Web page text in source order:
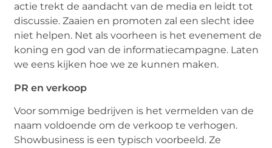
actie trekt de aandacht van de media en leidt tot
discussie. Zaaien en promoten zal een slecht idee
niet helpen. Net als voorheen is het evenement de
koning en god van de informatiecampagne. Laten
we eens kijken hoe we ze kunnen maken.
PR en verkoop
Voor sommige bedrijven is het vermelden van de
naam voldoende om de verkoop te verhogen.
Showbusiness is een typisch voorbeeld. Ze